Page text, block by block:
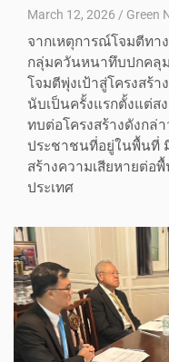
March 12, 2026 Green
จากเหตุการณ์โจมตีทา
กลุ่มควันหนาทึบปกคลุม
โจมตีพุ่งเป้าสู่โครงสร้
นับเป็นครั้งแรกตั้งแต่ส
ทบต่อโครงสร้างดังกล่
ประชาชนที่อยู่ในพื้นที่
สร้างความเสียหายต่อ
ประเทศ